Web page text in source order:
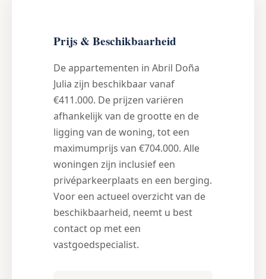
Prijs & Beschikbaarheid
De appartementen in Abril Doña
Julia zijn beschikbaar vanaf
€411.000. De prijzen variëren
afhankelijk van de grootte en de
ligging van de woning, tot een
maximumprijs van €704.000. Alle
woningen zijn inclusief een
privéparkeerplaats en een berging.
Voor een actueel overzicht van de
beschikbaarheid, neemt u best
contact op met een
vastgoedspecialist.